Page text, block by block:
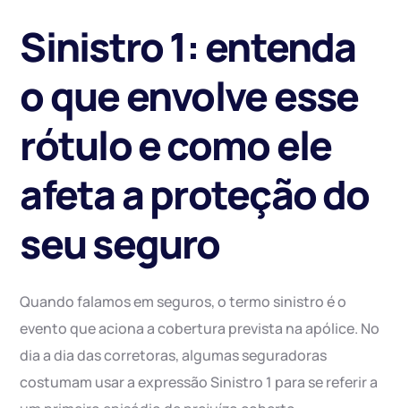
Sinistro 1: entenda
o que envolve esse
rótulo e como ele
afeta a proteção do
seu seguro
Quando falamos em seguros, o termo sinistro é o
evento que aciona a cobertura prevista na apólice. No
dia a dia das corretoras, algumas seguradoras
costumam usar a expressão Sinistro 1 para se referir a